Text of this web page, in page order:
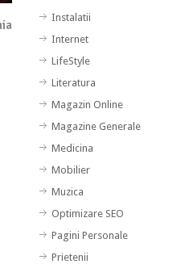
Instalatii
Internet
LifeStyle
Literatura
Magazin Online
Magazine Generale
Medicina
Mobilier
Muzica
Optimizare SEO
Pagini Personale
Prietenii